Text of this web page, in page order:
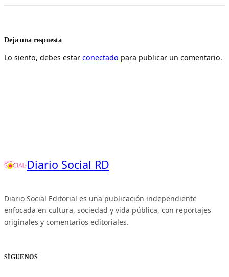
Deja una respuesta
Lo siento, debes estar conectado para publicar un comentario.
Diario Social RD
Diario Social Editorial es una publicación independiente
enfocada en cultura, sociedad y vida pública, con reportajes
originales y comentarios editoriales.
SÍGUENOS